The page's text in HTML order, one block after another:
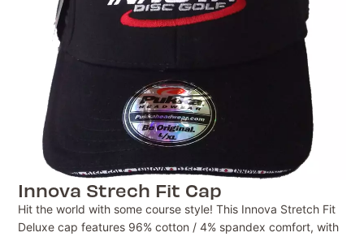
Innova Strech Fit Cap
Hit the world with some course style! This Innova Stretch Fit
Deluxe cap features 96% cotton / 4% spandex comfort, with